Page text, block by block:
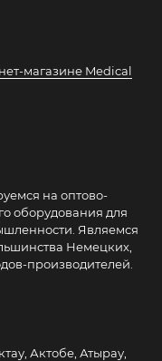
магазине Medical
на оптово-
оборудования для
Являемся
Немецких,
производителей.
Актобе, Атырау,